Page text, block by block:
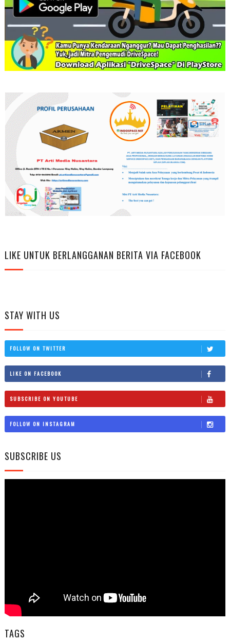
LIKE UNTUK BERLANGGANAN BERITA VIA FACEBOOK
STAY WITH US
FOLLOW ON TWITTER
LIKE ON FACEBOOK
SUBSCRIBE ON YOUTUBE
FOLLOW ON INSTAGRAM
SUBSCRIBE US
TAGS